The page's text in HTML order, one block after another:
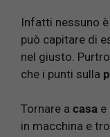
Infatti nessuno è
può capitare di
nel giusto.
che i punti sulla
Tornare a casa e
in macchina e